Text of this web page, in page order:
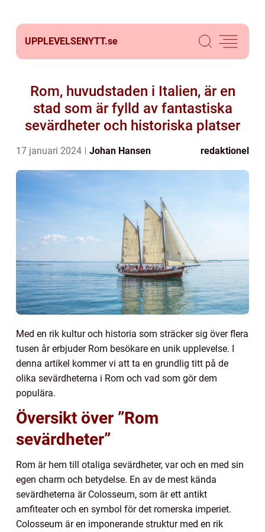
UPPLEVELSENYTT.se
Rom, huvudstaden i Italien, är en
stad som är fylld av fantastiska
sevärdheter och historiska platser
17 januari 2024 Johan Hansen redaktionel
Med en rik kultur och historia som sträcker sig över flera
tusen år erbjuder Rom besökare en unik upplevelse. I
denna artikel kommer vi att ta en grundlig titt på de
olika sevärdheterna i Rom och vad som gör dem
populära.
Översikt över ”Rom
sevärdheter”
Rom är hem till otaliga sevärdheter, var och en med sin
egen charm och betydelse. En av de mest kända
sevärdheterna är Colosseum, som är ett antikt
amfiteater och en symbol för det romerska imperiet.
Colosseum är en imponerande struktur med en rik